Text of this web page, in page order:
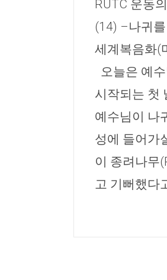
RUTC 운동
(14) –나귀
세계복음화(
오늘은 예
시작되는 첫
예수님이 나
성에 들어가
이 종려나무
고 기뻐했다